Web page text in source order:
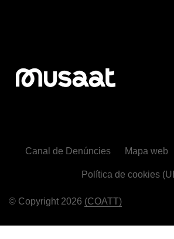
© Copyright 2026 (COATT)
Canal de Denúncies Mapa web
Política de cookies